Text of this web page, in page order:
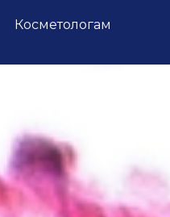
Косметологам